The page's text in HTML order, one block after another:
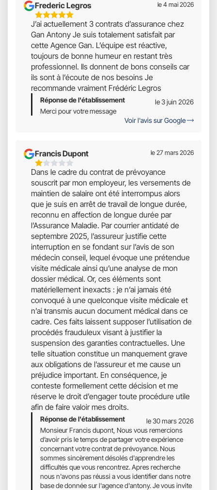
Frederic Legros
5
Étoiles
Sur
5
le 4 mai 2026
J’ai actuellement 3 contrats d’assurance chez
Gan Antony Je suis totalement satisfait par
cette Agence Gan. L’équipe est réactive,
toujours de bonne humeur en restant très
professionnel. Ils donnent de bons conseils car
ils sont à l’écoute de nos besoins Je
recommande vraiment Frédéric Legros
Réponse de l'établissement
le 3 juin 2026
Merci pour votre message
Voir l'avis sur Google
Francis Dupont
1
Étoiles
Sur
5
le 27 mars 2026
Dans le cadre du contrat de prévoyance
souscrit par mon employeur, les versements de
maintien de salaire ont été interrompus alors
que je suis en arrêt de travail de longue durée,
reconnu en affection de longue durée par
l’Assurance Maladie. Par courrier antidaté de
septembre 2025, l’assureur justifie cette
interruption en se fondant sur l’avis de son
médecin conseil, lequel évoque une prétendue
visite médicale ainsi qu’une analyse de mon
dossier médical. Or, ces éléments sont
matériellement inexacts : je n’ai jamais été
convoqué à une quelconque visite médicale et
n’ai transmis aucun document médical dans ce
cadre. Ces faits laissent supposer l’utilisation de
procédés frauduleux visant à justifier la
suspension des garanties contractuelles. Une
telle situation constitue un manquement grave
aux obligations de l’assureur et me cause un
préjudice important. En conséquence, je
conteste formellement cette décision et me
réserve le droit d’engager toute procédure utile
afin de faire valoir mes droits.
Réponse de l'établissement
le 30 mars 2026
Monsieur Francis dupont, Nous vous remercions
d’avoir pris le temps de partager votre expérience
concernant votre contrat de prévoyance. Nous
sommes sincèrement désolés d'apprendre les
difficultés que vous rencontrez. Apres recherche
nous n'avons pas réussi a vous identifier dans notre
base de donnée sur l'agence d'antony. Je vous invite